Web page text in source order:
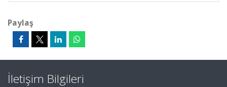
Paylaş
İletişim Bilgileri